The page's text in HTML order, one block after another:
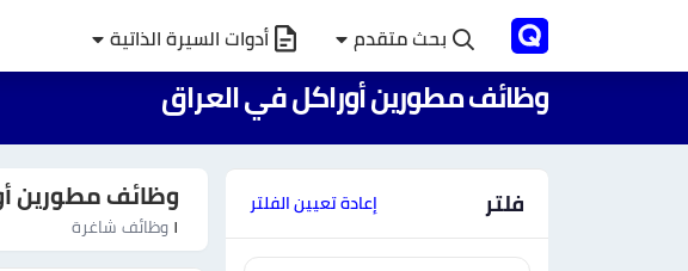
بحث متقدم أدوات السيرة الذاتية
وظائف مطورين أوراكل في العراق
فلتر إعادة تعيين الفلتر وظائف مطورين
١ وظائف شاغرة